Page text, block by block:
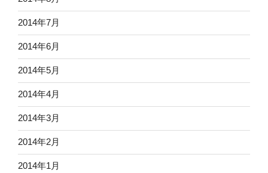
2014年7月
2014年6月
2014年5月
2014年4月
2014年3月
2014年2月
2014年1月